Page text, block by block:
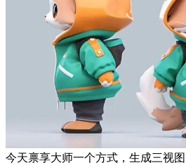
今天禀享大师一个方式，生成三视